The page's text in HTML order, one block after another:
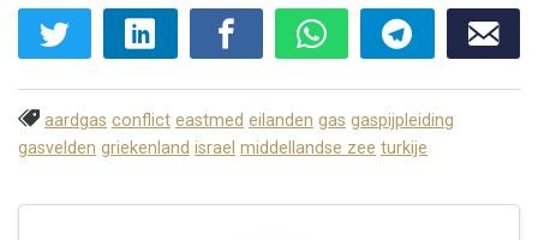
aardgas conflict eastmed eilanden gas gaspijpleiding
gasvelden griekenland israel middellandse zee turkije